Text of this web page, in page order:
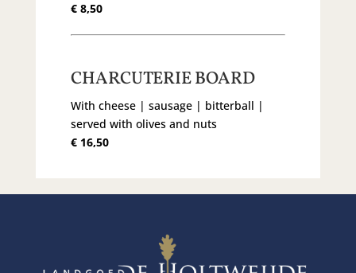
€ 8,50
CHARCUTERIE BOARD
With cheese | sausage | bitterball |
served with olives and nuts
€ 16,50